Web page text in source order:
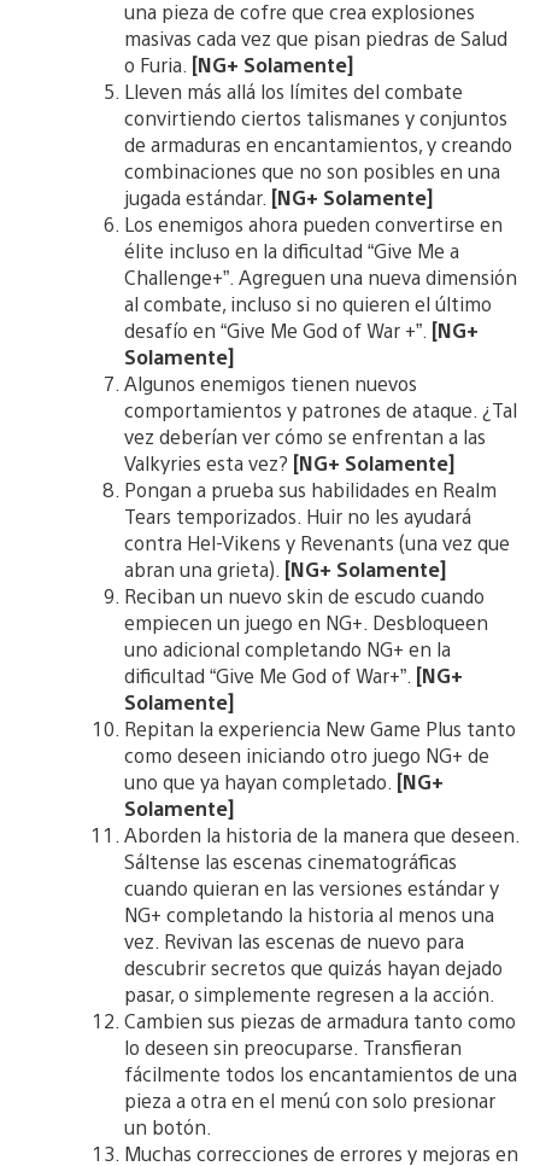
una pieza de cofre que crea explosiones
masivas cada vez que pisan piedras de Salud
o Furia. [NG+ Solamente]
Lleven más allá los límites del combate
convirtiendo ciertos talismanes y conjuntos
de armaduras en encantamientos, y creando
combinaciones que no son posibles en una
jugada estándar. [NG+ Solamente]
Los enemigos ahora pueden convertirse en
élite incluso en la dificultad “Give Me a
Challenge+”. Agreguen una nueva dimensión
al combate, incluso si no quieren el último
desafío en “Give Me God of War +”. [NG+
Solamente]
Algunos enemigos tienen nuevos
comportamientos y patrones de ataque. ¿Tal
vez deberían ver cómo se enfrentan a las
Valkyries esta vez? [NG+ Solamente]
Pongan a prueba sus habilidades en Realm
Tears temporizados. Huir no les ayudará
contra Hel-Vikens y Revenants (una vez que
abran una grieta). [NG+ Solamente]
Reciban un nuevo skin de escudo cuando
empiecen un juego en NG+. Desbloqueen
uno adicional completando NG+ en la
dificultad “Give Me God of War+”. [NG+
Solamente]
Repitan la experiencia New Game Plus tanto
como deseen iniciando otro juego NG+ de
uno que ya hayan completado. [NG+
Solamente]
Aborden la historia de la manera que deseen.
Sáltense las escenas cinematográficas
cuando quieran en las versiones estándar y
NG+ completando la historia al menos una
vez. Revivan las escenas de nuevo para
descubrir secretos que quizás hayan dejado
pasar, o simplemente regresen a la acción.
Cambien sus piezas de armadura tanto como
lo deseen sin preocuparse. Transfieran
fácilmente todos los encantamientos de una
pieza a otra en el menú con solo presionar
un botón.
Muchas correcciones de errores y mejoras en